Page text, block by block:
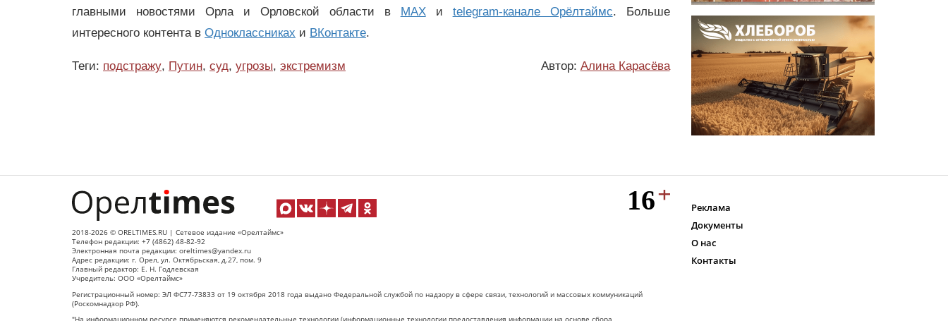
главными новостями Орла и Орловской области в MAXи telegram-канале Орёлтаймс. Больше
интересного контента в Одноклассниках и ВКонтакте.
Теги: подстражу, Путин, суд, угрозы, экстремизм Автор: Алина Карасёва
2018-2026 © ORELTIMES.RU | Сетевое издание «Орелтаймс»
Телефон редакции: +7 (4862) 48-82-92
Электронная почта редакции: oreltimes@yandex.ru
Адрес редакции: г. Орел, ул. Октябрьская, д.27, пом. 9
Главный редактор: Е. Н. Годлевская
Учредитель: ООО «Орелтаймс»
Регистрационный номер: ЭЛ ФС77-73833 от 19 октября 2018 года выдано Федеральной службой по надзору в сфере связи, технологий и массовых коммуникаций
(Роскомнадзор РФ).
Реклама
Документы
О нас
Контакты